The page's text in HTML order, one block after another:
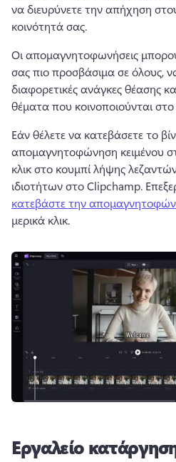
να διευρύνετε την απήχηση
κοινότητά σας.
Οι απομαγνητοφωνήσεις
σας πιο προσβάσιμα σε όλους,
διαφορετικές ανάγκες θέασης
Εάν θέλετε να κατεβάσετε το
απομαγνητοφώνηση κειμένου
κλικ στο κουμπί λήψης
ιδιοτήτων στο Clipchamp.
κατεβάστε την
μερικά κλικ.
Εργαλείο